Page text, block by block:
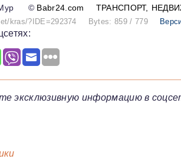
© Babr24.com ТРАНСПОРТ
kras/?IDE=292374 Bytes: 859 / 779
эксклюзивную информацию в